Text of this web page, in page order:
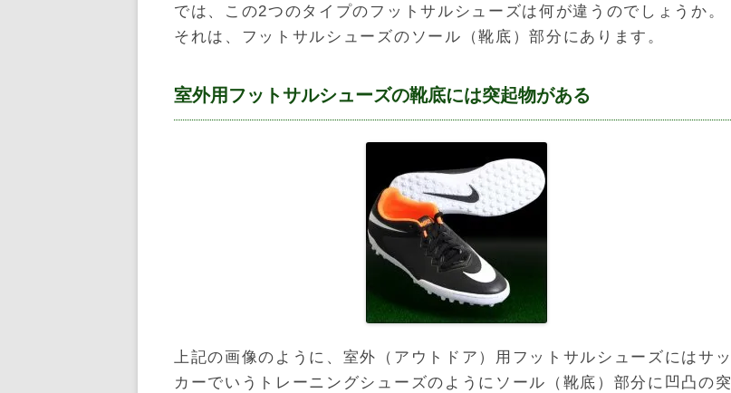
では、この2つのタイプのフットサルシューズは何が違うのでしょうか。
それは、フットサルシューズのソール（靴底）部分にあります。
室外用フットサルシューズの靴底には突起物がある
上記の画像のように、室外（アウトドア）用フットサルシューズにはサッ
カーでいうトレーニングシューズのようにソール（靴底）部分に凹凸の突